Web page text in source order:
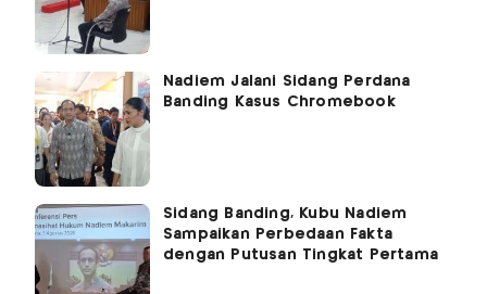
Nadiem Jalani Sidang Perdana
Banding Kasus Chromebook
Sidang Banding, Kubu Nadiem
Sampaikan Perbedaan Fakta
dengan Putusan Tingkat Pertama